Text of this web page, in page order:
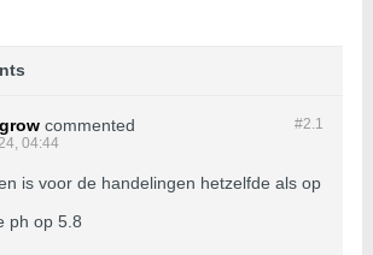
#2.1
commented
04:44
is voor de handelingen hetzelfde als op
ph op 5.8